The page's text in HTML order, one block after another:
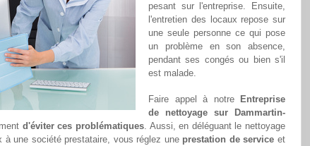
pesant sur l'entreprise. Ensuite,
l'entretien des locaux repose sur
une seule personne ce qui pose
un problème en son absence,
pendant ses congés ou bien s'il
est malade.
Faire appel à notre
Entreprise
de nettoyage sur Dammartin-
d'éviter ces problématiques. Aussi, en déléguant le nettoyage
à une société prestataire, vous réglez une prestation de service et